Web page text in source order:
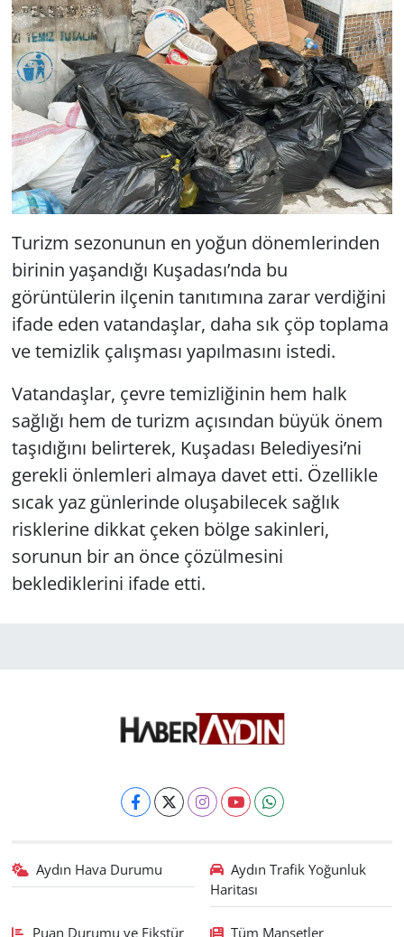
Turizm sezonunun en yoğun dönemlerinden
birinin yaşandığı Kuşadası’nda bu
görüntülerin ilçenin tanıtımına zarar verdiğini
ifade eden vatandaşlar, daha sık çöp toplama
ve temizlik çalışması yapılmasını istedi.
Vatandaşlar, çevre temizliğinin hem halk
sağlığı hem de turizm açısından büyük önem
taşıdığını belirterek, Kuşadası Belediyesi’ni
gerekli önlemleri almaya davet etti. Özellikle
sıcak yaz günlerinde oluşabilecek sağlık
risklerine dikkat çeken bölge sakinleri,
sorunun bir an önce çözülmesini
beklediklerini ifade etti.
Aydın Hava Durumu
Aydın Trafik Yoğunluk
Haritası
Puan Durumu ve Fikstür Tüm Manşetler